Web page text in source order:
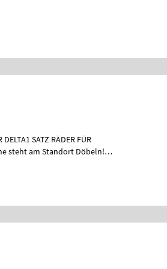
SATZ RÄDER FÜR
steht am Standort Döbeln!